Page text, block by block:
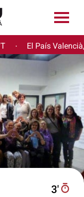
· El País
3′